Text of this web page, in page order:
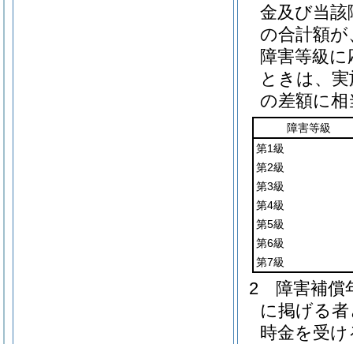
金及び当該
の合計額が
障害等級
ときは、
の差額に
障害等級
第1級
第2級
第3級
第4級
第5級
第6級
第7級
2
障害補償
に掲げる
時金を受